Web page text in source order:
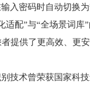
入密码时自动切换为
配”与“全场景词库
提供了更高效、更安
技术曾荣获国家科